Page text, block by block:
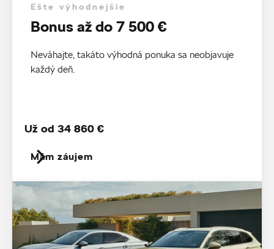
Ešte výhodnejšie
Bonus až do 7 500 €
Neváhajte, takáto výhodná ponuka sa neobjavuje
každý deň.
Mám záujem
Už od 34 860 €